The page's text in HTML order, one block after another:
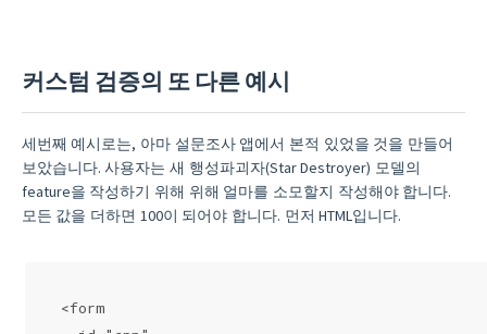
커스텀 검증의 또 다른 예시
세번째 예시로는, 아마 설문조사 앱에서 본적 있었을 것을 만들어
보았습니다. 사용자는 새 행성파괴자(Star Destroyer) 모델의
feature을 작성하기 위해 위해 얼마를 소모할지 작성해야 합니다.
모든 값을 더하면 100이 되어야 합니다. 먼저 HTML입니다.
<form